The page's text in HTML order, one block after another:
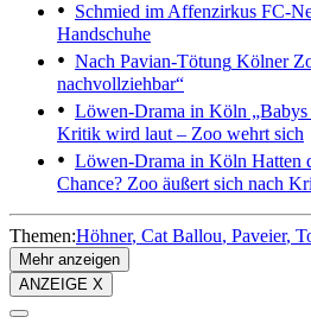
Schmied im Affenzirkus FC-
Handschuhe
Nach Pavian-Tötung Kölner
nachvollziehbar“
Löwen-Drama in Köln
Kritik wird laut – Zoo wehrt sich
Löwen-Drama in Köln Hatten
Chance? Zoo äußert sich nach
Themen:Höhner Cat Ballou Paveier
Mehr anzeigen
ANZEIGE X